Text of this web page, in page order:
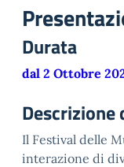
Durata
dal 2 Ottobre
Il Festival delle
interazione di